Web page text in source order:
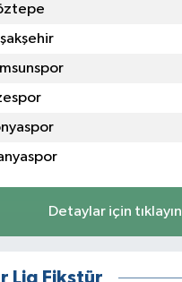
Detaylar için tıklayın
Lig Fikstür